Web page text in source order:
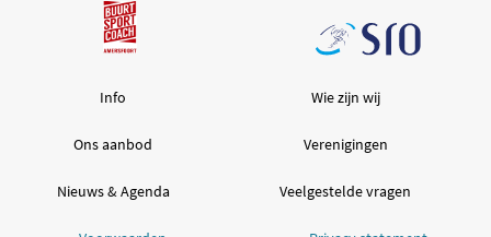
Info
Ons aanbod
Nieuws & Agenda
Wie zijn wij
Verenigingen
Veelgestelde vragen